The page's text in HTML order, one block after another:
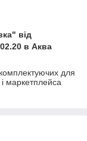
від
в Аква
для
маркетплейса